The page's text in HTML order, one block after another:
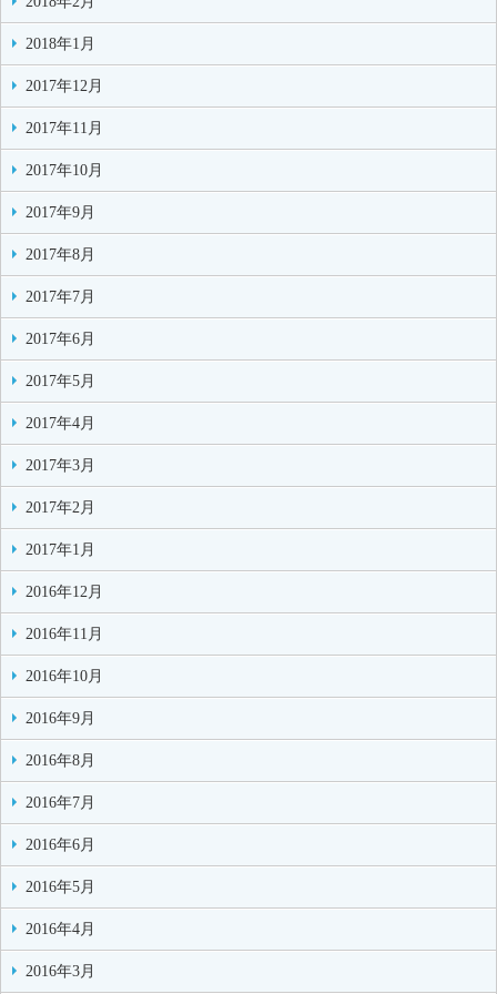
2018年1月
2017年12月
2017年11月
2017年10月
2017年9月
2017年8月
2017年7月
2017年6月
2017年5月
2017年4月
2017年3月
2017年2月
2017年1月
2016年12月
2016年11月
2016年10月
2016年9月
2016年8月
2016年7月
2016年6月
2016年5月
2016年4月
2016年3月